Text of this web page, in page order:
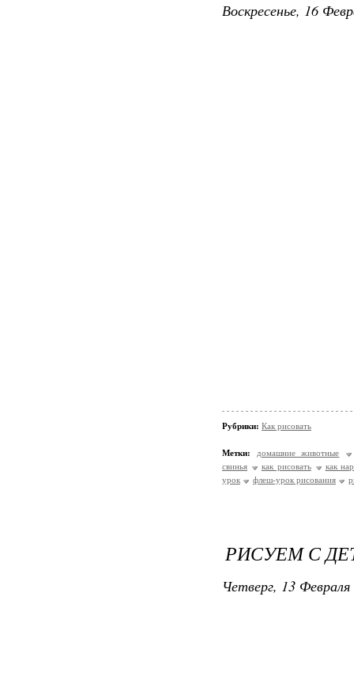
Воскресенье, 16
Рубрики: Как рисовать
Метки:
домашние животные
свинья
как рисовать
как
урок
флеш-урок рисования
РИСУЕМ С
Четверг, 13